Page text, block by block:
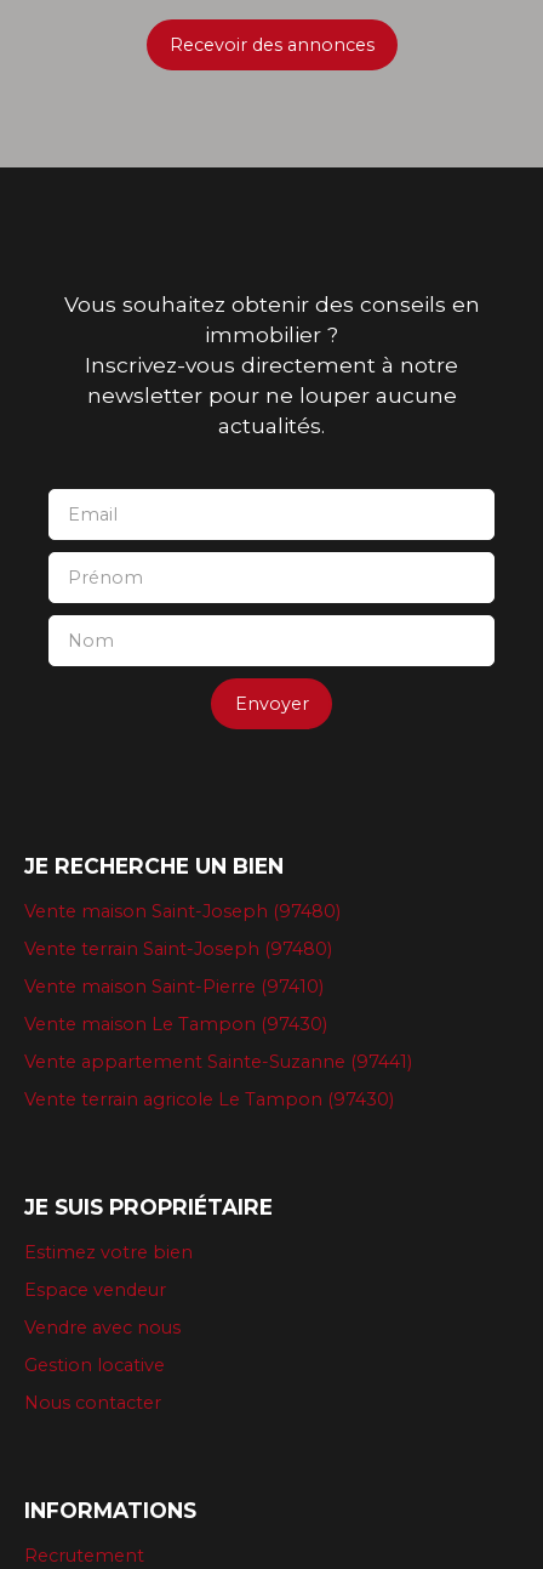
Recevoir des annonces
Vous souhaitez obtenir des conseils en
immobilier ?
Inscrivez-vous directement à notre
newsletter pour ne louper aucune
actualités.
Email
Prénom
Nom
Envoyer
JE RECHERCHE UN BIEN
Vente maison Saint-Joseph (97480)
Vente terrain Saint-Joseph (97480)
Vente maison Saint-Pierre (97410)
Vente maison Le Tampon (97430)
Vente appartement Sainte-Suzanne (97441)
Vente terrain agricole Le Tampon (97430)
JE SUIS PROPRIÉTAIRE
Estimez votre bien
Espace vendeur
Vendre avec nous
Gestion locative
Nous contacter
INFORMATIONS
Recrutement